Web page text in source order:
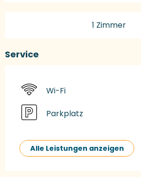
1 Zimmer
Service
Wi-Fi
Parkplatz
Alle Leistungen anzeigen